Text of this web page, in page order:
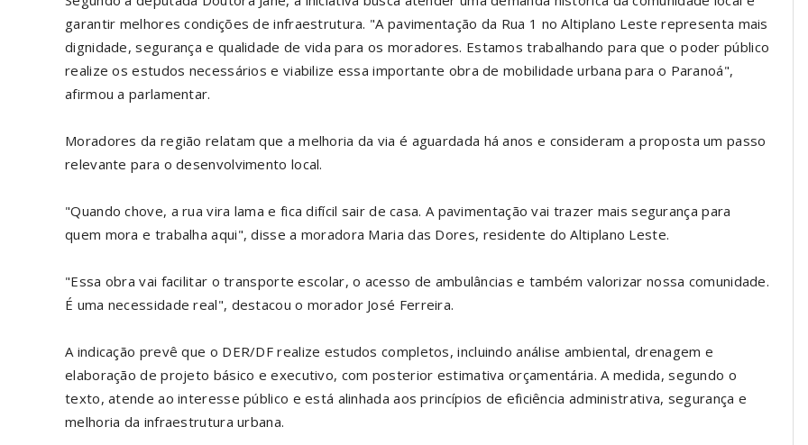
garantir melhores condições de infraestrutura. "A pavimentação da Rua 1 no Altiplano Leste representa mais
dignidade, segurança e qualidade de vida para os moradores. Estamos trabalhando para que o poder público
realize os estudos necessários e viabilize essa importante obra de mobilidade urbana para o Paranoá",
afirmou a parlamentar.
Moradores da região relatam que a melhoria da via é aguardada há anos e consideram a proposta um passo
relevante para o desenvolvimento local.
"Quando chove, a rua vira lama e fica difícil sair de casa. A pavimentação vai trazer mais segurança para
quem mora e trabalha aqui", disse a moradora Maria das Dores, residente do Altiplano Leste.
"Essa obra vai facilitar o transporte escolar, o acesso de ambulâncias e também valorizar nossa comunidade.
É uma necessidade real", destacou o morador José Ferreira.
A indicação prevê que o DER/DF realize estudos completos, incluindo análise ambiental, drenagem e
elaboração de projeto básico e executivo, com posterior estimativa orçamentária. A medida, segundo o
texto, atende ao interesse público e está alinhada aos princípios de eficiência administrativa, segurança e
melhoria da infraestrutura urbana.